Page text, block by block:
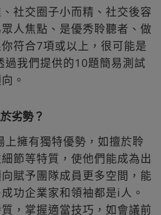
社交圈子小而精、社交後容
人焦點、是優秀聆聽者、做
符合7項或以上，很可能是
我們提供的10題簡易測試
。
劣勢？
擁有獨特優勢，如擅於聆
節等特質，使他們能成為出
賦予團隊成員更多空間，能
功企業家和領袖都是i人。
，掌握適當技巧，如會議前